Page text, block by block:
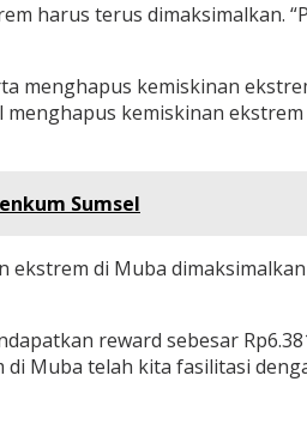
harus terus dimaksimalkan.
menghapus kemiskinan
kemiskinan
Sumsel
di Muba
reward sebesar
Muba telah kita fasilitasi